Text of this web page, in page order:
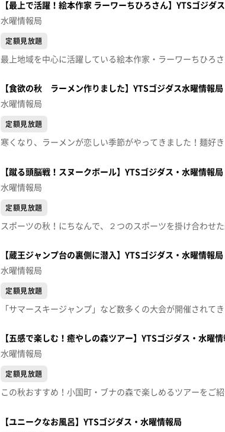
【最上で活躍！絵本作家 ラーワーちひろさん】YTSゴジダ
水曜情報局
定額見放題
【食欲の秋 ラーメン作りました】YTSゴジダス水曜情報局
水曜情報局
定額見放題
【蹴る頭脳戦！スヌークボール】YTSゴジダス・水曜情報局
水曜情報局
定額見放題
【蔵王ジャンプ台の裏側に潜入】YTSゴジダス・水曜情報局
水曜情報局
定額見放題
【五感で楽しむ！癒やしの森ツアー】YTSゴジダス・水曜情
水曜情報局
定額見放題
【ユニークなお風呂】YTSゴジダス・水曜情報局